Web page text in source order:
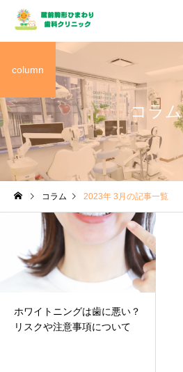
コラム
column
コラム 2023年 3月の記事一覧
ホワイトニングは歯に悪い？
リスクや注意事項について